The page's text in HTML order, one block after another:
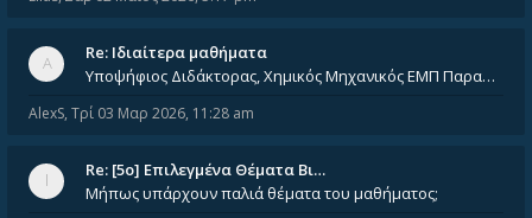
Re: Ιδιαίτερα μαθήματα
Υποψήφιος Διδάκτορας, Χημικός Μηχανικός ΕΜΠ Παραδίδω ιδιαίτερα μαθήματα μέσης και ανώτατης εκπαίδευσης σε θετικές και τε
AlexS, Τρί 03 Μαρ 2026, 11:28 am
Re: [5ο] Επιλεγμένα Θέματα Βι…
Μήπως υπάρχουν παλιά θέματα του μαθήματος;